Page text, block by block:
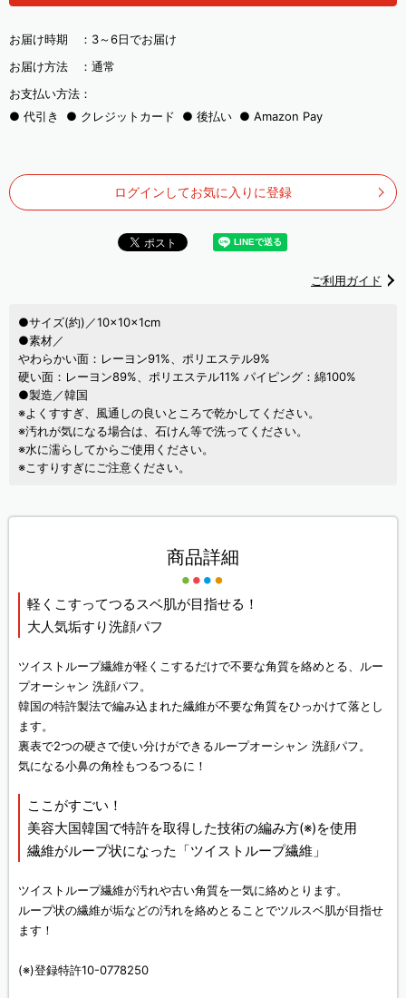
お届け時期 ： 3～6日でお届け
お届け方法 ： 通常
お支払い方法：
代引き
クレジットカード 後払い Amazon Pay
ログインしてお気に入りに登録
ご利用ガイド
●サイズ(約)／10×10×1cm
●素材／
やわらかい面：レーヨン91%、ポリエステル9%
硬い面：レーヨン89%、ポリエステル11% パイピング：綿100%
●製造／韓国
※よくすすぎ、風通しの良いところで乾かしてください。
※汚れが気になる場合は、石けん等で洗ってください。
※水に濡らしてからご使用ください。
※こすりすぎにご注意ください。
商品詳細
軽くこすってつるスベ肌が目指せる！
大人気垢すり洗顔パフ
ツイストループ繊維が軽くこするだけで不要な角質を絡めとる、ルー
プオーシャン 洗顔パフ。
韓国の特許製法で編み込まれた繊維が不要な角質をひっかけて落とし
ます。
裏表で2つの硬さで使い分けができるループオーシャン 洗顔パフ。
気になる小鼻の角栓もつるつるに！
ここがすごい！
美容大国韓国で特許を取得した技術の編み方(※)を使用
繊維がループ状になった「ツイストループ繊維」
ツイストループ繊維が汚れや古い角質を一気に絡めとります。
ループ状の繊維が垢などの汚れを絡めとることでツルスベ肌が目指せ
ます！
(※)登録特許10-0778250